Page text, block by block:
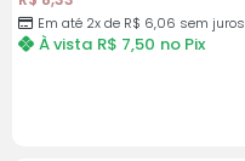
Em até 2x de R$ 6,06 sem juros
À vista R$ 7,50 no Pix